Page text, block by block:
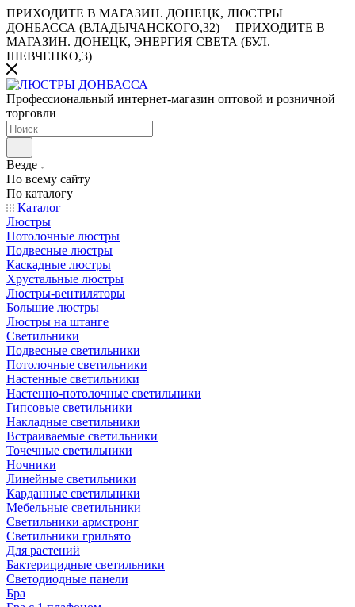
ПРИХОДИТЕ В МАГАЗИН. ДОНЕЦК, ЛЮСТРЫ
ДОНБАССА (ВЛАДЫЧАНСКОГО,32)
ПРИХОДИТЕ В
МАГАЗИН. ДОНЕЦК, ЭНЕРГИЯ СВЕТА (БУЛ.
ШЕВЧЕНКО,3)
Профессиональный интернет-магазин оптовой и розничной
торговли
Везде
По всему сайту
По каталогу
Каталог
Люстры
Потолочные люстры
Подвесные люстры
Каскадные люстры
Хрустальные люстры
Люстры-вентиляторы
Большие люстры
Люстры на штанге
Светильники
Подвесные светильники
Потолочные светильники
Настенные светильники
Настенно-потолочные светильники
Гипсовые светильники
Накладные светильники
Встраиваемые светильники
Точечные светильники
Ночники
Линейные светильники
Карданные светильники
Мебельные светильники
Светильники армстронг
Светильники грильято
Для растений
Бактерицидные светильники
Светодиодные панели
Бра